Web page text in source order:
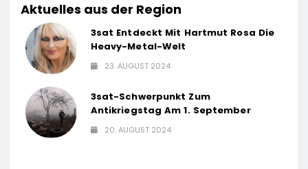
Aktuelles aus der Region
3sat Entdeckt Mit Hartmut Rosa Die
Heavy-Metal-Welt
23. AUGUST 2024
3sat-Schwerpunkt Zum
Antikriegstag Am 1. September
20. AUGUST 2024